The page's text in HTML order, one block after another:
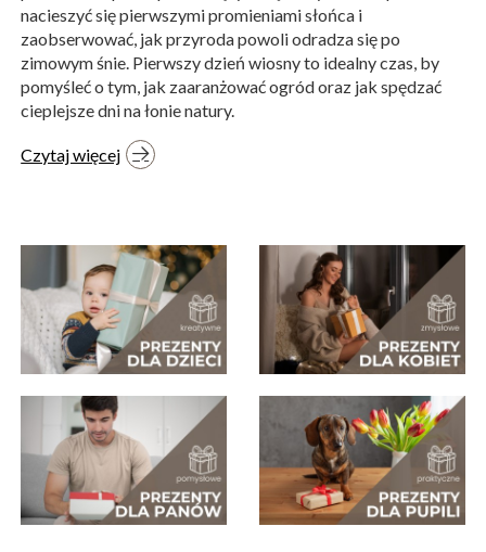
nacieszyć się pierwszymi promieniami słońca i
zaobserwować, jak przyroda powoli odradza się po
zimowym śnie. Pierwszy dzień wiosny to idealny czas, by
pomyśleć o tym, jak zaaranżować ogród oraz jak spędzać
cieplejsze dni na łonie natury.
Czytaj więcej